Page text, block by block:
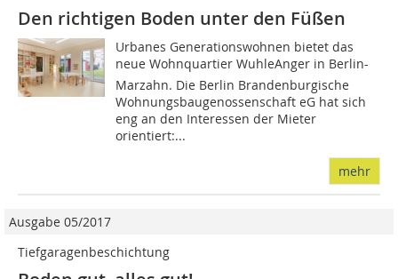
Den richtigen Boden unter den Füßen
Urbanes Generationswohnen bietet das
neue Wohnquartier WuhleAnger in Berlin-
Marzahn. Die Berlin Brandenburgische
Wohnungsbaugenossenschaft eG hat sich
eng an den Interessen der Mieter
orientiert:...
mehr
Ausgabe 05/2017
Tiefgaragenbeschichtung